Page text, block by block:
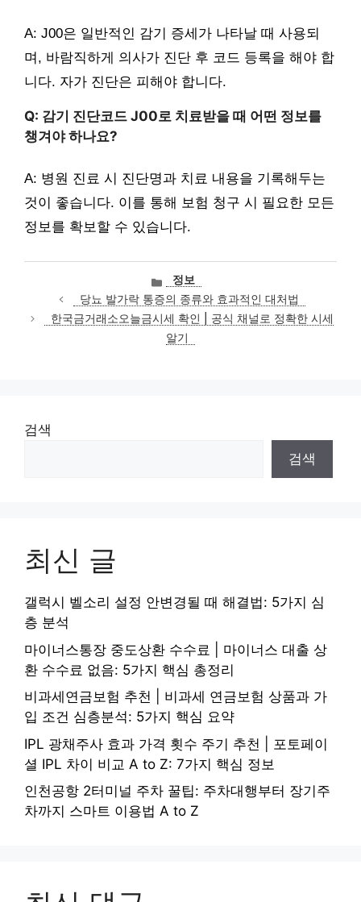
A: J00은 일반적인 감기 증세가 나타날 때 사용되
며, 바람직하게 의사가 진단 후 코드 등록을 해야 합
니다. 자가 진단은 피해야 합니다.
Q: 감기 진단코드 J00로 치료받을 때 어떤 정보를
챙겨야 하나요?
A: 병원 진료 시 진단명과 치료 내용을 기록해두는
것이 좋습니다. 이를 통해 보험 청구 시 필요한 모든
정보를 확보할 수 있습니다.
카
테
고
리
정보
당뇨 발가락 통증의 종류와 효과적인 대처법
한국금거래소오늘금시세 확인 | 공식 채널로 정확한 시세
알기
검색
검색
최신 글
갤럭시 벨소리 설정 안변경될 때 해결법: 5가지 심
층 분석
마이너스통장 중도상환 수수료 | 마이너스 대출 상
환 수수료 없음: 5가지 핵심 총정리
비과세연금보험 추천 | 비과세 연금보험 상품과 가
입 조건 심층분석: 5가지 핵심 요약
IPL 광채주사 효과 가격 횟수 주기 추천 | 포토페이
셜 IPL 차이 비교 A to Z: 7가지 핵심 정보
인천공항 2터미널 주차 꿀팁: 주차대행부터 장기주
차까지 스마트 이용법 A to Z